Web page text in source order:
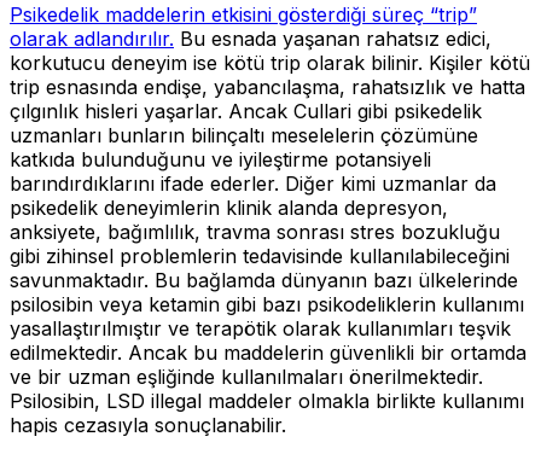
Psikedelik maddelerin etkisini gösterdiği süreç “trip”
olarak adlandırılır. Bu esnada yaşanan rahatsız edici,
korkutucu deneyim ise kötü trip olarak bilinir. Kişiler kötü
trip esnasında endişe, yabancılaşma, rahatsızlık ve hatta
çılgınlık hisleri yaşarlar. Ancak Cullari gibi psikedelik
uzmanları bunların bilinçaltı meselelerin çözümüne
katkıda bulunduğunu ve iyileştirme potansiyeli
barındırdıklarını ifade ederler. Diğer kimi uzmanlar da
psikedelik deneyimlerin klinik alanda depresyon,
anksiyete, bağımlılık, travma sonrası stres bozukluğu
gibi zihinsel problemlerin tedavisinde kullanılabileceğini
savunmaktadır. Bu bağlamda dünyanın bazı ülkelerinde
psilosibin veya ketamin gibi bazı psikodeliklerin kullanımı
yasallaştırılmıştır ve terapötik olarak kullanımları teşvik
edilmektedir. Ancak bu maddelerin güvenlikli bir ortamda
ve bir uzman eşliğinde kullanılmaları önerilmektedir.
Psilosibin, LSD illegal maddeler olmakla birlikte kullanımı
hapis cezasıyla sonuçlanabilir.